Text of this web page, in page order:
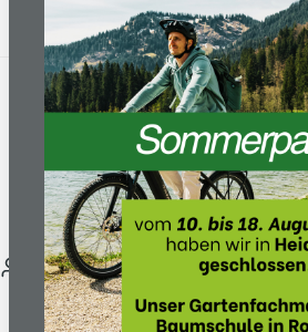
07.02.26
Neuheit Husqvarna
mit integrierter
Anonymous Mähroboter